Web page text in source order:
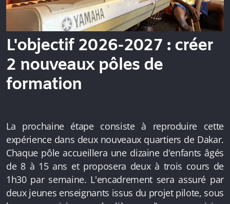
L'objectif 2026-2027 : créer
2 nouveaux pôles de
formation
La prochaine étape consiste à reproduire cette
expérience dans deux nouveaux quartiers de Dakar.
Chaque pôle accueillera une dizaine d'enfants âgés
de 8 à 15 ans et proposera deux à trois cours de
1h30 par semaine. L'encadrement sera assuré par
deux jeunes enseignants issus du projet pilote, sous